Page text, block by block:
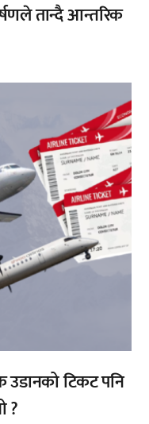
तान्दै आन्तरिक
टिकट पनि
?